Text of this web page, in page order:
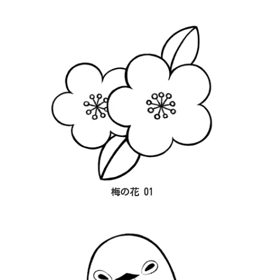
梅の花 01